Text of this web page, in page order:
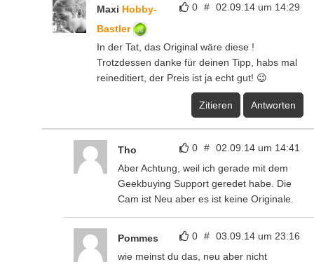
0 # 02.09.14 um 14:29
Maxi Hobby-
Bastler
In der Tat, das Original wäre diese !
Trotzdessen danke für deinen Tipp, habs mal
reineditiert, der Preis ist ja echt gut! 😉
Zitieren Antworten
0 # 02.09.14 um 14:41
Tho
Aber Achtung, weil ich gerade mit dem
Geekbuying Support geredet habe. Die
Cam ist Neu aber es ist keine Originale.
0 # 03.09.14 um 23:16
Pommes
wie meinst du das, neu aber nicht